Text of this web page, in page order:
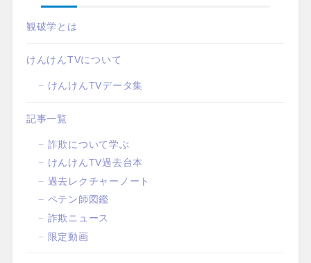
観破学とは
けんけんTVについて
けんけんTVデータ集
記事一覧
詐欺について学ぶ
けんけんTV過去台本
過去レクチャーノート
ペテン師図鑑
詐欺ニュース
限定動画